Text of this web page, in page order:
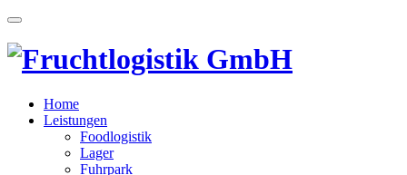
Home
Leistungen
Foodlogistik
Lager
Fuhrpark